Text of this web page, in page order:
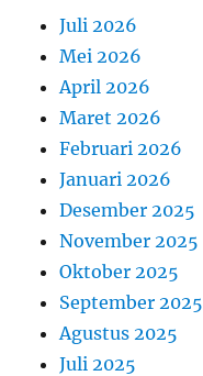
Juli 2026
Mei 2026
April 2026
Maret 2026
Februari 2026
Januari 2026
Desember 2025
November 2025
Oktober 2025
September 2025
Agustus 2025
Juli 2025